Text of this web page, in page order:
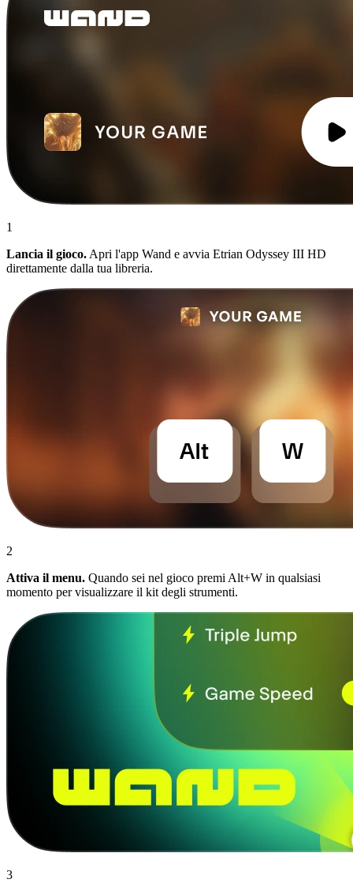
1
Lancia il gioco. Apri l'app Wand e avvia Etrian Odyssey III HD
direttamente dalla tua libreria.
2
Attiva il menu. Quando sei nel gioco premi Alt+W in qualsiasi
momento per visualizzare il kit degli strumenti.
3